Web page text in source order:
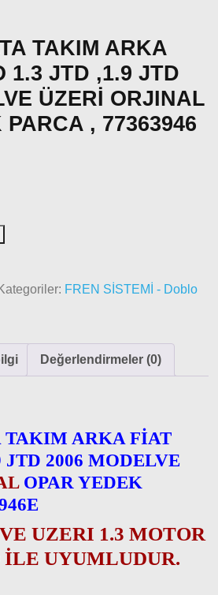
TAKIM ARKA
1.3 JTD ,1.9 JTD
ÜZERİ ORJINAL
PARCA , 77363946
Kategoriler: FREN SİSTEMİ - Doblo
Değerlendirmeler (0)
TAKIM ARKA FİAT
JTD 2006 MODELVE
OPAR YEDEK
UZERI 1.3 MOTOR
UYUMLUDUR.